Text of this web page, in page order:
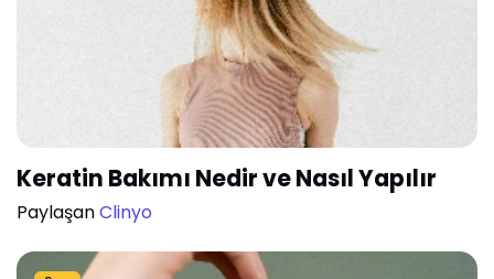
Keratin Bakımı Nedir ve Nasıl Yapılır
PaylaşanClinyo